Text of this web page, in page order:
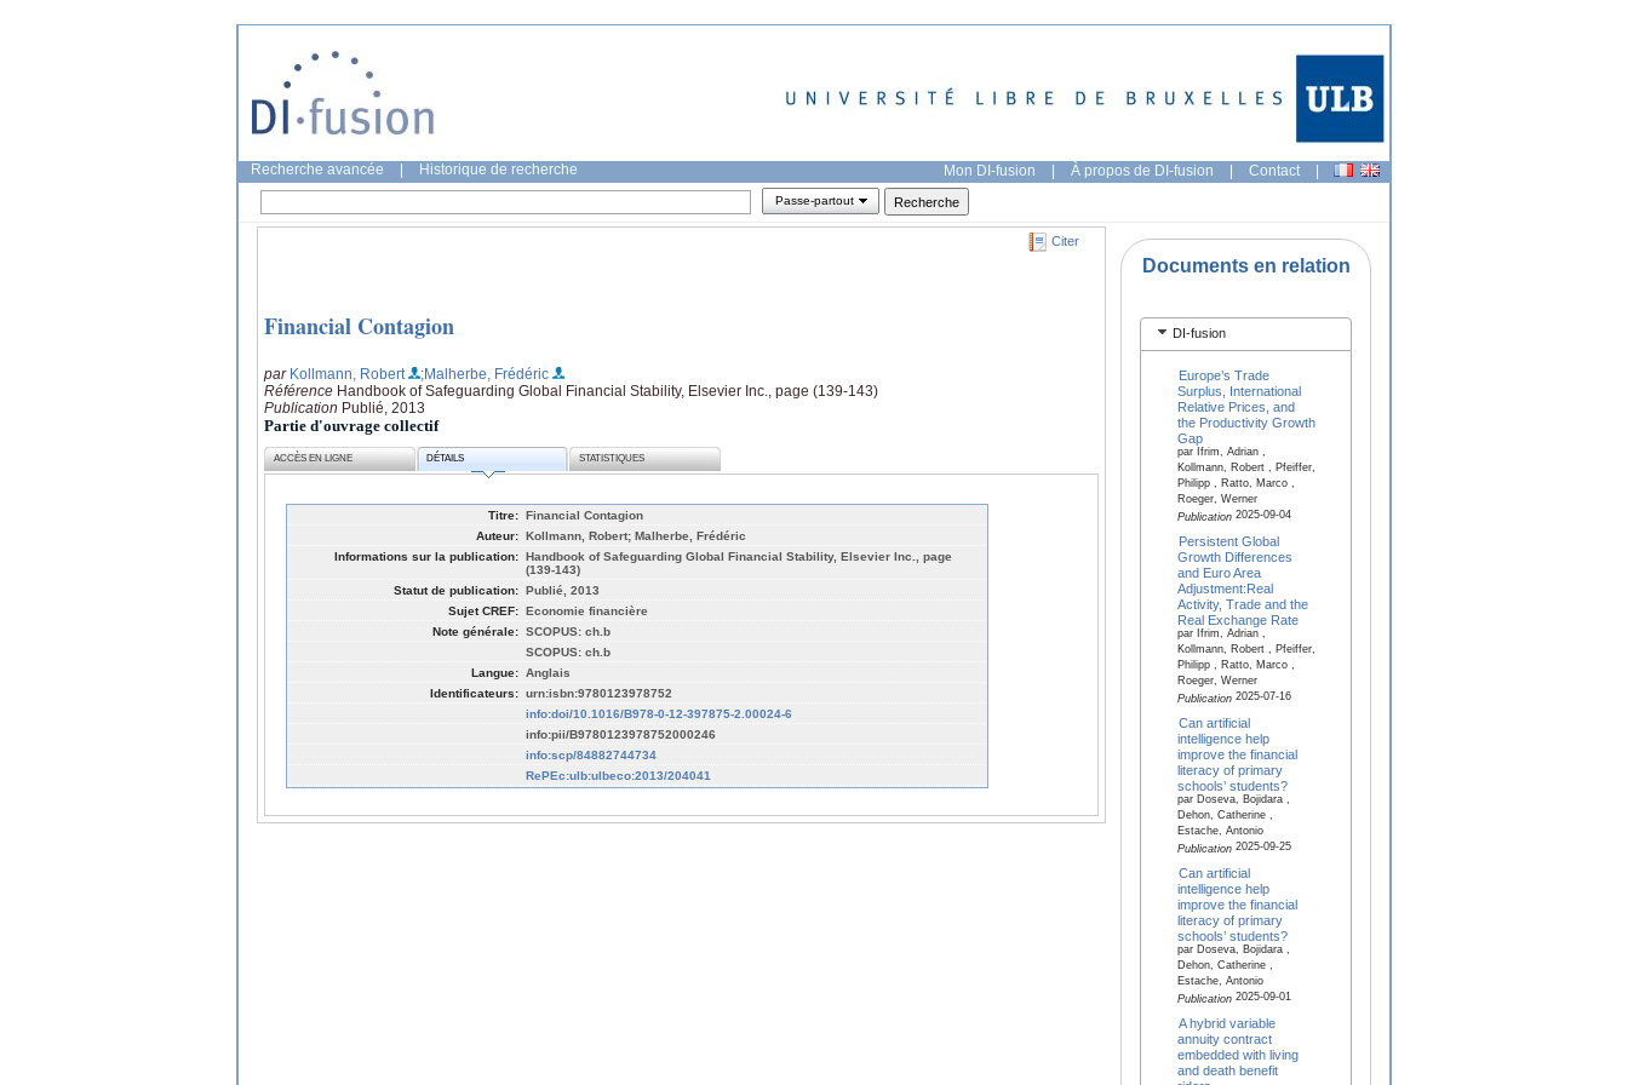
Recherche avancée Historique de recherche Mon DI-fusion | À propos de DI-fusion | Contact |
Passe-partout
Citer
Financial Contagion
par Kollmann, Robert
;Malherbe, Frédéric
Référence Handbook of Safeguarding Global Financial Stability, Elsevier Inc., page (139-143)
Publication Publié, 2013
Partie d'ouvrage collectif
ACCÈS EN LIGNE DÉTAILS STATISTIQUES
Titre: Financial Contagion
Auteur: Kollmann, Robert; Malherbe, Frédéric
Informations sur la publication: Handbook of Safeguarding Global Financial Stability, Elsevier Inc., page
(139-143)
Statut de publication: Publié, 2013
Sujet CREF: Economie financière
Note générale: SCOPUS: ch.b
SCOPUS: ch.b
Langue: Anglais
Identificateurs: urn:isbn:9780123978752
info:doi/10.1016/B978-0-12-397875-2.00024-6
info:pii/B9780123978752000246
info:scp/84882744734
RePEc:ulb:ulbeco:2013/204041
Documents en relation
DI-fusion
Europe’s Trade
Surplus, International
Relative Prices, and
the Productivity Growth
Gap
par Ifrim, Adrian ,
Kollmann, Robert , Pfeiffer,
Philipp , Ratto, Marco ,
Roeger, Werner
Publication2025-09-04
Persistent Global
Growth Differences
and Euro Area
Adjustment:Real
Activity, Trade and the
Real Exchange Rate
par Ifrim, Adrian ,
Kollmann, Robert , Pfeiffer,
Philipp , Ratto, Marco ,
Roeger, Werner
Publication2025-07-16
Can artificial
intelligence help
improve the financial
literacy of primary
schools’ students?
par Doseva, Bojidara ,
Dehon, Catherine ,
Estache, Antonio
Publication2025-09-25
Can artificial
intelligence help
improve the financial
literacy of primary
schools’ students?
par Doseva, Bojidara ,
Dehon, Catherine ,
Estache, Antonio
Publication2025-09-01
A hybrid variable
annuity contract
embedded with living
and death benefit